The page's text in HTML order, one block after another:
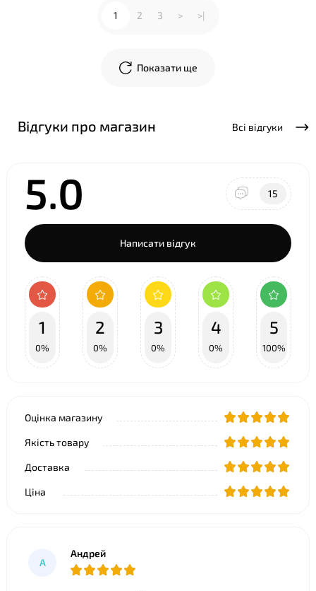
Показати ще
1 2 3 > >|
Відгуки про магазин Всі відгуки
5.0 15
Написати відгук
1
0%
2
0%
3
0%
4
0%
5
100%
Оцінка магазину
Якість товару
Доставка
Ціна
А
Андрей